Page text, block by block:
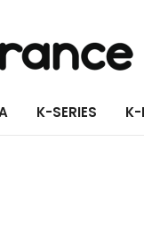
K-SERIES K-